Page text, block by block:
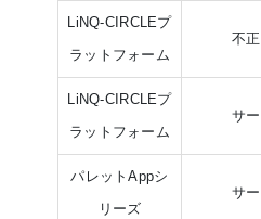
LiNQ-CIRCLEプ
ラットフォーム
不
LiNQ-CIRCLEプ
ラットフォーム
サ
パレットAppシ
リーズ
サ